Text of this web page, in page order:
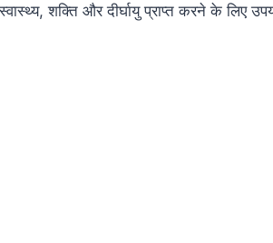
शक्ति और दीर्घायु प्राप्त करने के लिए